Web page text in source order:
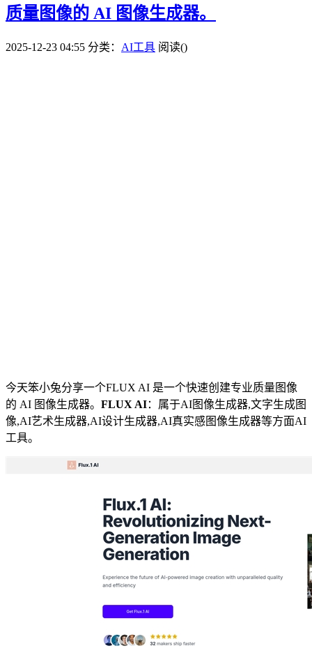
质量图像的 AI 图像生成器。
2025-12-23 04:55 分类： AI工具 阅读()
今天笨小兔分享一个FLUX AI 是一个快速创建专业质量图像
的 AI 图像生成器。 FLUX AI：属于AI图像生成器,文字生成图
像,AI艺术生成器,AI设计生成器,AI真实感图像生成器等方面AI
工具。